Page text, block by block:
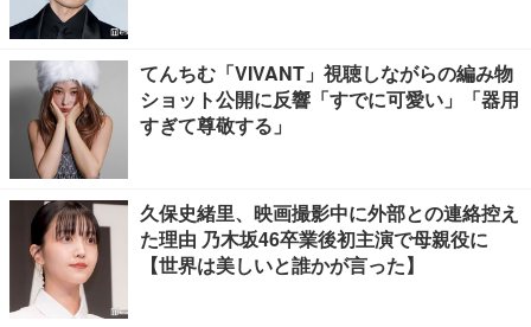
てんちむ「VIVANT」視聴しながらの編み物
ショット公開に反響「すでに可愛い」「器用
すぎて尊敬する」
久保史緒里、映画撮影中に外部との連絡控え
た理由 乃木坂46卒業後初主演で母親役に
【世界は美しいと誰かが言った】